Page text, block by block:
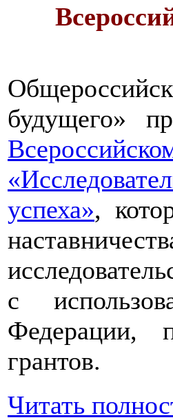
будущего»
успеха»,
с
Федерации,
грантов.
Читать